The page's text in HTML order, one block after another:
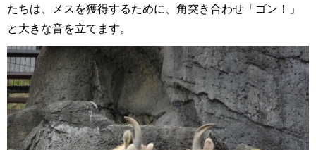
たちは、メスを獲得するために、角突き合わせ「ゴン！」
と大きな音を立てます。